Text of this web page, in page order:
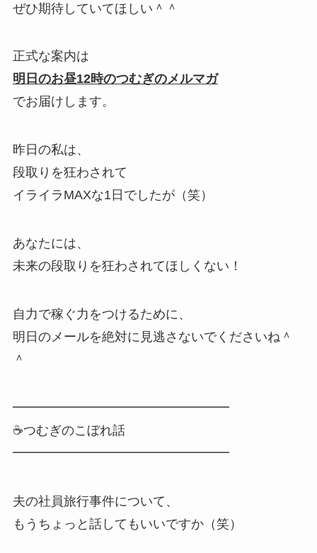
ぜひ期待していてほしい＾＾
正式な案内は
明日のお昼12時のつむぎのメルマガ
でお届けします。
昨日の私は、
段取りを狂わされて
イライラMAXな1日でしたが（笑）
あなたには、
未来の段取りを狂わされてほしくない！
自力で稼ぐ力をつけるために、
明日のメールを絶対に見逃さないでくださいね＾
＾
━━━━━━━━━━━━━━━━━
☕つむぎのこぼれ話
━━━━━━━━━━━━━━━━━
夫の社員旅行事件について、
もうちょっと話してもいいですか（笑）